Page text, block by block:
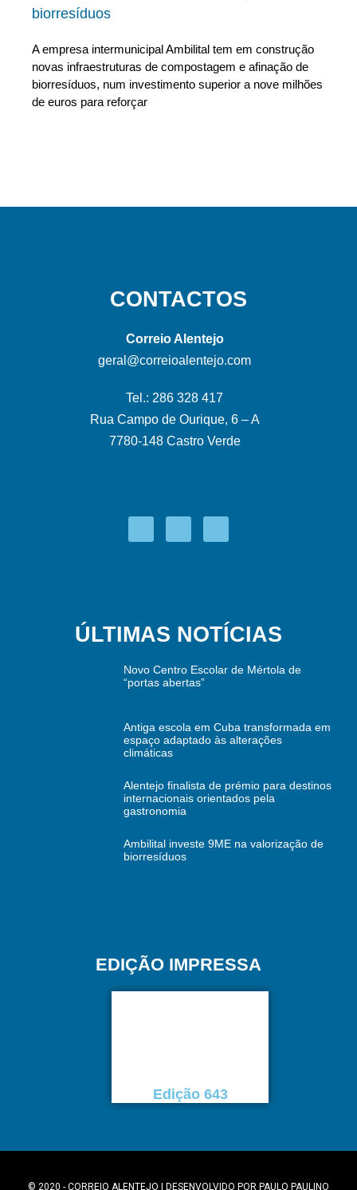
biorresíduos
A empresa intermunicipal Ambilital tem em construção
novas infraestruturas de compostagem e afinação de
biorresíduos, num investimento superior a nove milhões
de euros para reforçar
CONTACTOS
Correio Alentejo
geral@correioalentejo.com
Tel.: 286 328 417
Rua Campo de Ourique, 6 – A
7780-148 Castro Verde
ÚLTIMAS NOTÍCIAS
Novo Centro Escolar de Mértola de
“portas abertas”
Antiga escola em Cuba transformada em
espaço adaptado às alterações
climáticas
Alentejo finalista de prémio para destinos
internacionais orientados pela
gastronomia
Ambilital investe 9ME na valorização de
biorresíduos
EDIÇÃO IMPRESSA
Edição 643
© 2020 - CORREIO ALENTEJO | DESENVOLVIDO POR PAULO PAULINO